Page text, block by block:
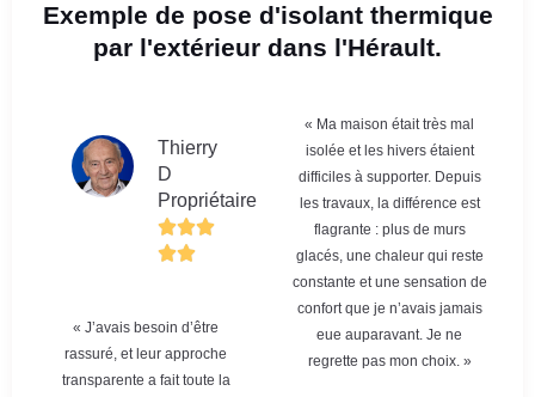
Exemple de pose d'isolant thermique
par l'extérieur dans l'Hérault.
Thierry
D
Propriétaire
« J’avais besoin d’être
rassuré, et leur approche
transparente a fait toute la
« Ma maison était très mal
isolée et les hivers étaient
difficiles à supporter. Depuis
les travaux, la différence est
flagrante : plus de murs
glacés, une chaleur qui reste
constante et une sensation de
confort que je n’avais jamais
eue auparavant. Je ne
regrette pas mon choix. »